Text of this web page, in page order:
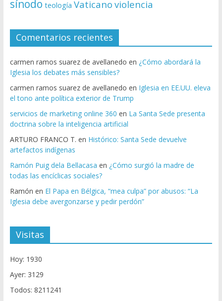
sínodo teología Vaticano violencia
Comentarios recientes
carmen ramos suarez de avellanedo en ¿Cómo abordará la
Iglesia los debates más sensibles?
carmen ramos suarez de avellanedo en Iglesia en EE.UU. eleva
el tono ante política exterior de Trump
servicios de marketing online 360 en La Santa Sede presenta
doctrina sobre la inteligencia artificial
ARTURO FRANCO T. en Histórico: Santa Sede devuelve
artefactos indígenas
Ramón Puig dela Bellacasa en ¿Cómo surgió la madre de
todas las encíclicas sociales?
Ramón en El Papa en Bélgica, “mea culpa” por abusos: “La
Iglesia debe avergonzarse y pedir perdón”
Visitas
Hoy: 1930
Ayer: 3129
Todos: 8211241